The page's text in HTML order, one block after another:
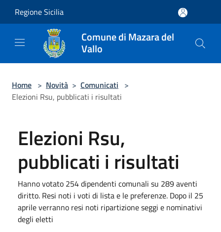
Regione Sicilia
Comune di Mazara del
Vallo
Home > Novità > Comunicati >
Elezioni Rsu, pubblicati i risultati
Elezioni Rsu,
pubblicati i risultati
Hanno votato 254 dipendenti comunali su 289 aventi
diritto. Resi noti i voti di lista e le preferenze. Dopo il 25
aprile verranno resi noti ripartizione seggi e nominativi
degli eletti